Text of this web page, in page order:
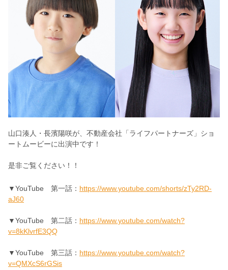
山口湊人・長濱陽咲が、不動産会社「ライフパートナーズ」ショ
ートムービーに出演中です！
是非ご覧ください！！
▼YouTube 第一話： https://www.youtube.com/shorts/zTy2RD-
aJ60
▼YouTube 第二話： https://www.youtube.com/watch?
v=8kKlvrfE3QQ
▼YouTube 第三話： https://www.youtube.com/watch?
v=QMXcS6rGSis